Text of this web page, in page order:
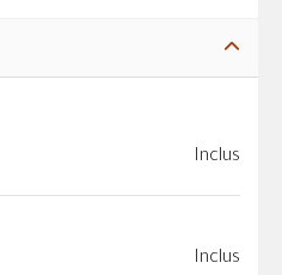
Inclus
Inclus